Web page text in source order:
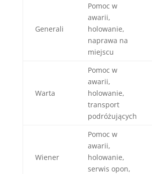
Generali
Pomoc w
awarii,
holowanie,
naprawa na
miejscu
Warta
Pomoc w
awarii,
holowanie,
transport
podróżujących
Wiener
Pomoc w
awarii,
holowanie,
serwis opon,